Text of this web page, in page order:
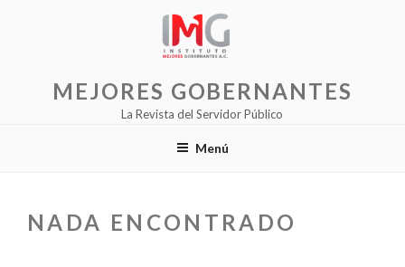
MEJORES GOBERNANTES
La Revista del Servidor Público
Menú
NADA ENCONTRADO